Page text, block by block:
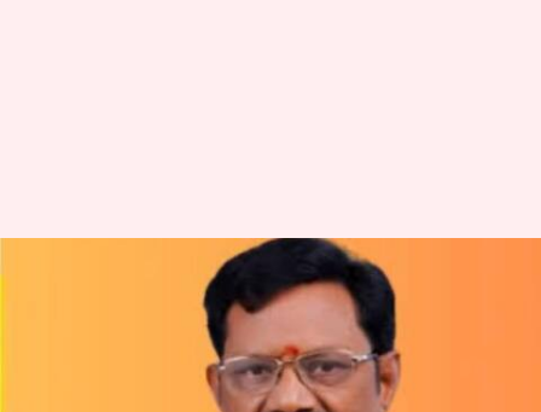
Satyavedu TDP MLA :సత్యవేడు
టీడీపీ ఎమ్మెల్యేపై లైంగిక వేధింపుల
ఆరోపణలు.. వీడియోలు రిలీజ్
చేసిన బాధితురాలు!